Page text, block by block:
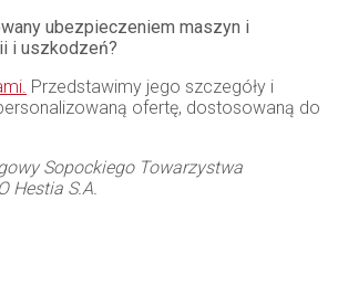
ubezpieczeniem maszyn i
i uszkodzeń?
Przedstawimy jego szczegóły i
ofertę, dostosowaną do
Sopockiego Towarzystwa
Hestia S.A.